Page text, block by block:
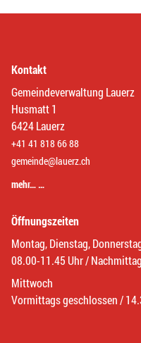
Kontakt
Gemeindeverwaltung Lauerz
Husmatt 1
6424 Lauerz
+41 41 818 66 88
gemeinde@lauerz.ch
mehr… …
Öffnungszeiten
Montag, Dienstag,
08.00-11.45 Uhr /
Mittwoch
Vormittags geschlossen /